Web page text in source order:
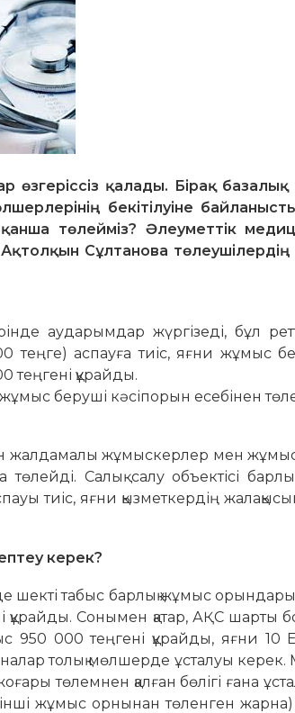
қалады. Бірақ базалық
бекітілуіне
төлейміз? Әлеуметтік
Сұлтанова
аударымдар жүргізеді, бұл
аспауға тиіс, яғни жұмыс
құрайды.
беруші кәсіпорын есебінен
жалдамалы жұмыскерлер мен
Салық салу объектісі
тиіс, яғни қызметкердің
керек?
шекті табыс барлық жұмыс
құрайды. Сонымен қатар, АҚС шарты
950 000 теңгені құрайды, яғни 10
толық мөлшерде ұсталуы керек.
төлемнен қалған бөлігі ғана
жұмыс орнынан төленген